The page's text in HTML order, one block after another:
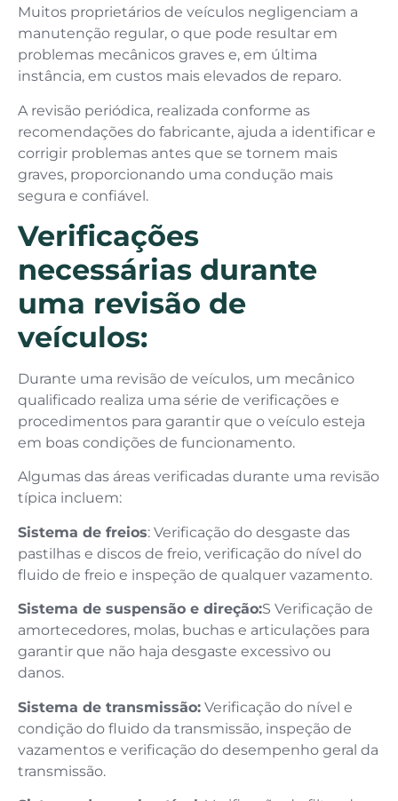
Muitos proprietários de veículos negligenciam a
manutenção regular, o que pode resultar em
problemas mecânicos graves e, em última
instância, em custos mais elevados de reparo.
A revisão periódica, realizada conforme as
recomendações do fabricante, ajuda a identificar e
corrigir problemas antes que se tornem mais
graves, proporcionando uma condução mais
segura e confiável.
Verificações
necessárias durante
uma revisão de
veículos:
Durante uma revisão de veículos, um mecânico
qualificado realiza uma série de verificações e
procedimentos para garantir que o veículo esteja
em boas condições de funcionamento.
Algumas das áreas verificadas durante uma revisão
típica incluem:
Sistema de freios: Verificação do desgaste das
pastilhas e discos de freio, verificação do nível do
fluido de freio e inspeção de qualquer vazamento.
Sistema de suspensão e direção:S Verificação de
amortecedores, molas, buchas e articulações para
garantir que não haja desgaste excessivo ou
danos.
Sistema de transmissão: Verificação do nível e
condição do fluido da transmissão, inspeção de
vazamentos e verificação do desempenho geral da
transmissão.